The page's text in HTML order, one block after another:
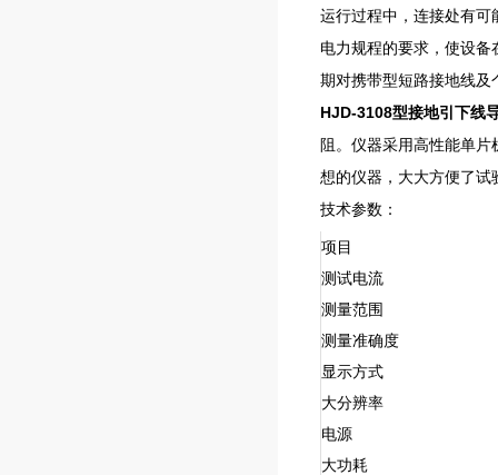
运行过程中，连接处有
电力规程的要求，使设
期对携带型短路接地线
HJD-3108型接地引下线
阻。仪器采用高性能单
想的仪器，大大方便了
技术参数：
项目
测试电流
测量范围
测量准确度
显示方式
大分辨率
电源
大功耗